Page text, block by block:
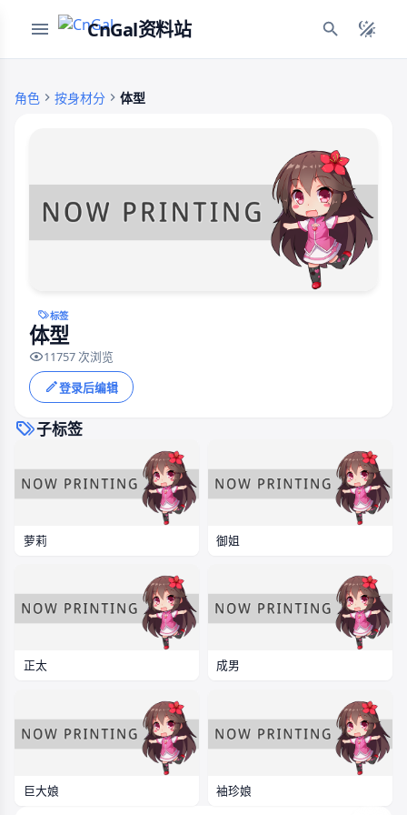
CnGal资料站
角色 按身材分 体型
标签
体型
11757 次浏览
登录后编辑
子标签
萝莉 御姐
正太 成男
巨大娘 袖珍娘